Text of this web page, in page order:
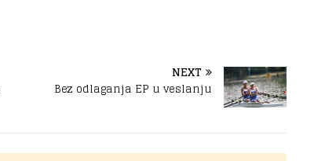
NEXT
Bez odlaganja EP u veslanju